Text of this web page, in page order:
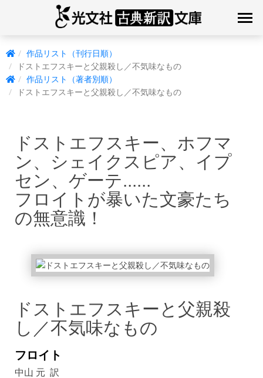
作品リスト（刊行日順）
ドストエフスキーと父親殺し／不気味なもの
作品リスト（著者別順）
ドストエフスキーと父親殺し／不気味なもの
ドストエフスキー、ホフマ
ン、シェイクスピア、イプ
セン、ゲーテ......
フロイトが暴いた文豪たち
の無意識！
ドストエフスキーと父親殺
し／不気味なもの
フロイト
中山 元 訳